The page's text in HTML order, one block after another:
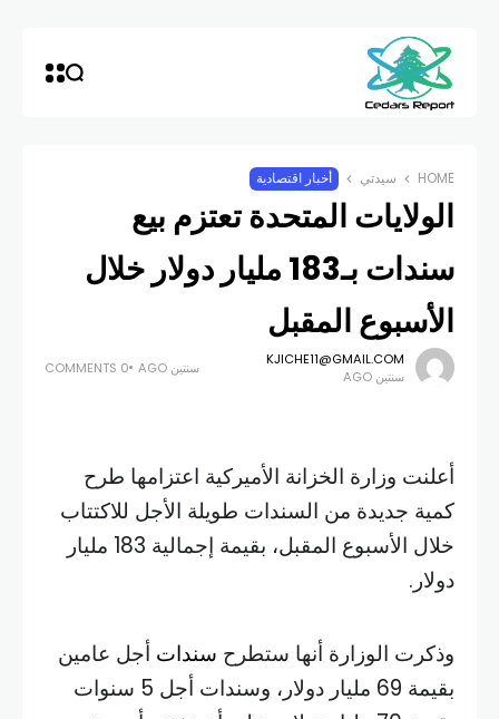
HOME سيدتي أخبار اقتصادية
الولايات المتحدة تعتزم بيع
سندات بـ183 مليار دولار خلال
الأسبوع المقبل
KJICHE11@GMAIL.COM
سنتين AGO
سنتين AGO 0 COMMENTS
أعلنت وزارة الخزانة الأميركية اعتزامها طرح
كمية جديدة من السندات طويلة الأجل للاكتتاب
خلال الأسبوع المقبل، بقيمة إجمالية 183 مليار
دولار.
وذكرت الوزارة أنها ستطرح سندات أجل عامين
بقيمة 69 مليار دولار، وسندات أجل 5 سنوات